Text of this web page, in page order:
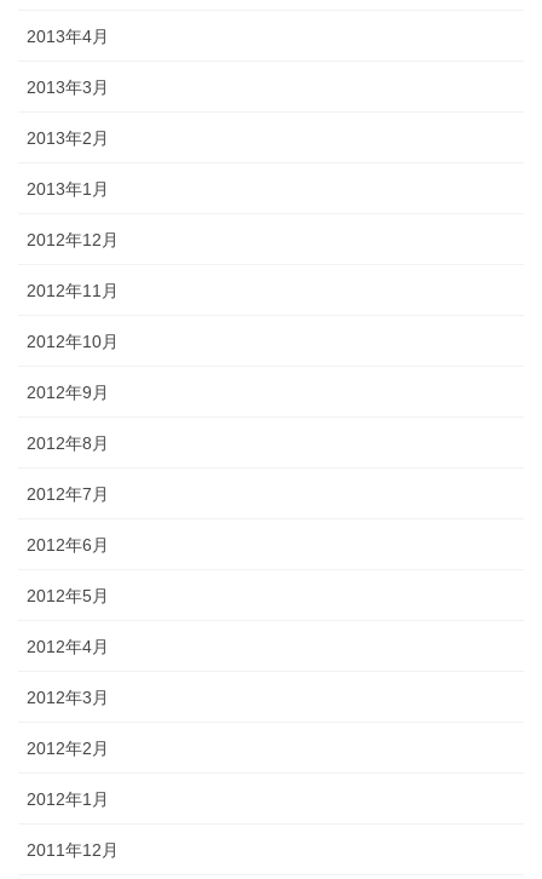
2013年4月
2013年3月
2013年2月
2013年1月
2012年12月
2012年11月
2012年10月
2012年9月
2012年8月
2012年7月
2012年6月
2012年5月
2012年4月
2012年3月
2012年2月
2012年1月
2011年12月